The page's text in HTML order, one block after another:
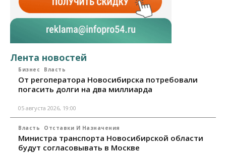
Лента новостей
Бизнес Власть
От регоператора Новосибирска потребовали
погасить долги на два миллиарда
05 августа 2026, 19:00
Власть Отставки И Назначения
Министра транспорта Новосибирской области
будут согласовывать в Москве